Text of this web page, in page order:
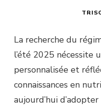
La recherche du
l’été 2025 nécessite
personnalisée et
connaissances en
aujourd’hui